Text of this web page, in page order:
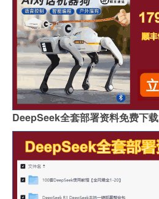
DeepSeek全套部署资料免费下载